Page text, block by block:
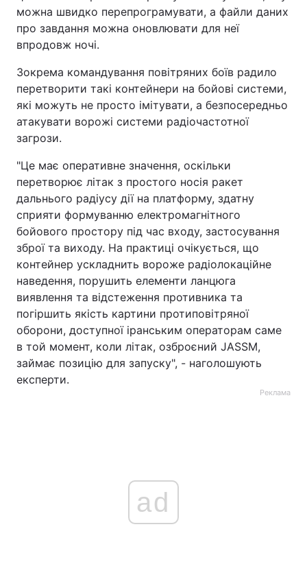
можна швидко перепрограмувати, а файли даних
про завдання можна оновлювати для неї
впродовж ночі.
Зокрема командування повітряних боїв радило
перетворити такі контейнери на бойові системи,
які можуть не просто імітувати, а безпосередньо
атакувати ворожі системи радіочастотної
загрози.
"Це має оперативне значення, оскільки
перетворює літак з простого носія ракет
дальнього радіусу дії на платформу, здатну
сприяти формуванню електромагнітного
бойового простору під час входу, застосування
зброї та виходу. На практиці очікується, що
контейнер ускладнить вороже радіолокаційне
наведення, порушить елементи ланцюга
виявлення та відстеження противника та
погіршить якість картини протиповітряної
оборони, доступної іранським операторам саме
в той момент, коли літак, озброєний JASSM,
займає позицію для запуску", - наголошують
експерти.
Реклама
ad